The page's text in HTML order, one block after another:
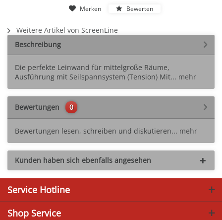
Merken Bewerten
Weitere Artikel von ScreenLine
Beschreibung
Die perfekte Leinwand für mittelgroße Räume,
Ausführung mit Seilspannsystem (Tension) Mit... mehr
Bewertungen 0
Bewertungen lesen, schreiben und diskutieren... mehr
Kunden haben sich ebenfalls angesehen
Service Hotline
Shop Service